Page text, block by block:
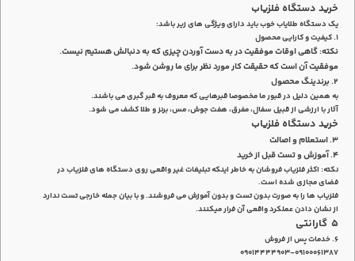
خرید دستگاه فلزیاب
یک دستگاه طلایاب خوب باید دارای ویژگی های زیر باشد:
۱. کیفیت و کارایی محصول
نکته: گاهی اوقات موفقیت در به دست آوردن چیزی که به دنبالش هستیم نیست.
موفقیت آن است که حقیقت کار مورد نظر برای ما روشن شود.
۲. برندینگ محصول
به همین دلیل در قبور ما مخصوصا قبرهایی که معروف به قبر گبری می باشند.
آثار با ارزشی از قبیل سفال، مفرق، هفت جوش، مس، برنز و طلا کشف می شود.
خرید دستگاه فلزیاب
۳. استعلام و اصالت
۴. آموزش و تست قبل از خرید
نکته: اکثر فلزیاب فروشان به خاطر اینکه تبلیغات غیر واقعی روی دستگاه های فلزیاب در
فضای مجازی شده است.
فلزیاب ها را به صورت بدون تست و بدون آموزش می فروشند. و با بیان جمله خارجی تست ندارد
از نشان دادن عملکرد واقعی آن فرار میکنند.
۵ گارانتی
۶. خدمات پس از فروش
۰۹۰۱۴۴۴۴۹۰۳-۰۹۱۰۰۰۶۱۳۸۷